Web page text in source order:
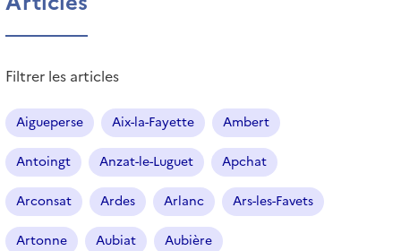
t
i
c
l
e
s
Filtrer les articles
Aigueperse Aix-la-Fayette Ambert
Antoingt Anzat-le-Luguet Apchat
Arconsat Ardes Arlanc Ars-les-Favets
Artonne Aubiat Aubière